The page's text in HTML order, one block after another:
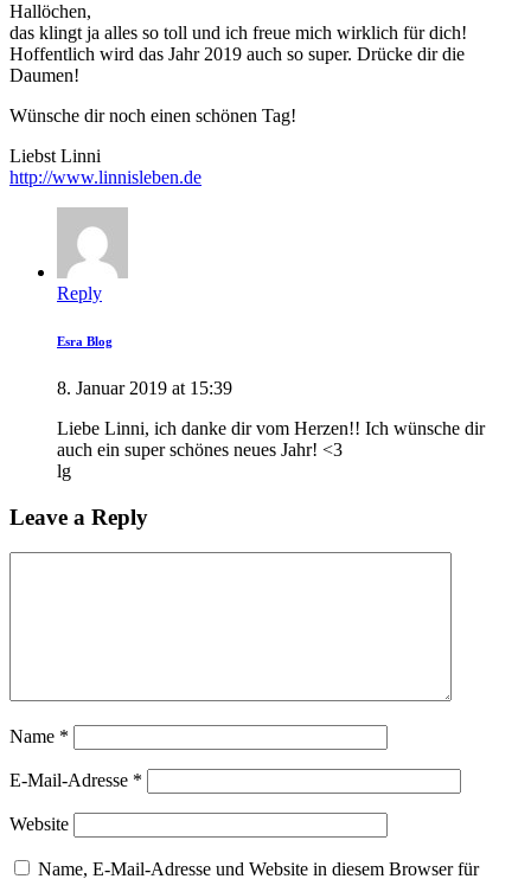
Hallöchen,
das klingt ja alles so toll und ich freue mich wirklich für dich!
Hoffentlich wird das Jahr 2019 auch so super. Drücke dir die
Daumen!
Wünsche dir noch einen schönen Tag!
Liebst Linni
http://www.linnisleben.de
Reply
Esra Blog
8. Januar 2019 at 15:39
Liebe Linni, ich danke dir vom Herzen!! Ich wünsche dir
auch ein super schönes neues Jahr! <3
lg
Leave a Reply
Name *
E-Mail-Adresse *
Website
Name, E-Mail-Adresse und Website in diesem Browser für